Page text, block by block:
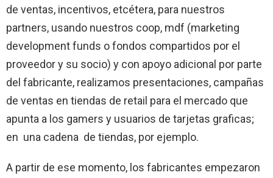
de ventas, incentivos, etcétera, para nuestros
partners, usando nuestros coop, mdf (marketing
development funds o fondos compartidos por el
proveedor y su socio) y con apoyo adicional por parte
del fabricante, realizamos presentaciones, campañas
de ventas en tiendas de retail para el mercado que
apunta a los gamers y usuarios de tarjetas graficas;
en una cadena de tiendas, por ejemplo.
A partir de ese momento, los fabricantes empezaron